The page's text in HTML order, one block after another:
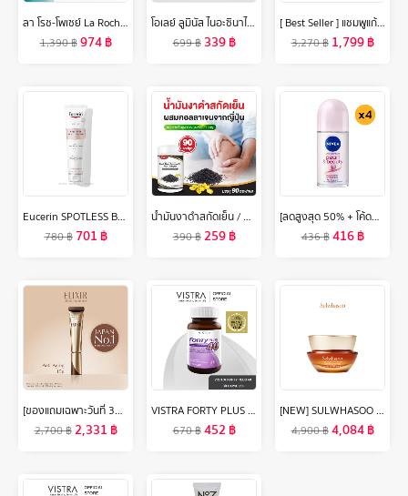
ลา โรช-โพเซย์ La Roche-Posay EFFACLAR SERUM สลายสิวอุดตันที่ต้นตอ 30ml.(เซรั่มบำรุงผิวหน้า เซรั่มช่วยลดปัญหาสิว)
1,390฿974฿
โอเลย์ ลูมินัส ไนอะซินาไมด์ โรส คอมเพล็กซ์ ครีม 50 กรัม. กระจ่างใส สกินแคร์ Olay Luminous Niacinamide Rose Complex Cream 50G
699฿ 339฿
[ Best Seller ] แชมพูแก้ผมร่วง แทงกีโมรี สูตรจินจิ Daeng Gi Meo Ri JINGI Shampoo/Treatment ช่วยบำรุงผมให้หนานุ่ม (DJ)
3,270฿ 1,799฿
Eucerin SPOTLESS BRIGHTENING GENTLE CLEANSING FOAM 150 G ยูเซอริน สปอตเลส ไบรท์เทนนิ่ง เจลเทิล คลีนซิ่ง โฟม 150กรัม
780฿ 701 ฿
น้ำมันงาดำสกัดเย็น / คอลลาเจนไตรเปปไทด์ (90 ซอฟเจล) แคปซูล น้ำมันงาดำ คอลลาเจน (น้ำมันสกัดเย็น) น้ำมันงาดำ zenji เซนจิ
390฿259฿
[ลดสูงสุด 50% + โค้ดลดเพิ่ม 20%]นีเวีย เพิร์ล แอนด์ บิวตี้ โรลออน ระงับกลิ่นกาย สำหรับผู้หญิง 50 มล. 4 ชิ้น NIVEA
436฿416฿
[ของแถมเฉพาะวันที่ 30-31 ต.ค.67 เท่านั้น]ELIXIR เรตินอล พาวเวอร์ ริงเกิล สมูทติ้ง ครีม 15ก. (เรตินอลครีมลดเลือนริ้วรอยร่องลึก)
2,700฿2,331 ฿
VISTRA FORTY PLUS - วิสทร้า ผลิตภัณฑ์เสริมอาหารผงจมูกถั่วเหลืองผสมสารสกัดจากตังกุย, วิตามินรวม และน้ำมันอีฟนิ่งพริมโรส (30 เม็ด)
670฿452฿
[NEW] SULWHASOO Concentrated Ginseng Rejuvenating Cream 30ML โซลวาซู ครีมบำรุงผิวหน้า ลดเลือนริ้วรอย ผิวแน่นกระชับ ผิวแข็งแรง
4,900฿4,084฿